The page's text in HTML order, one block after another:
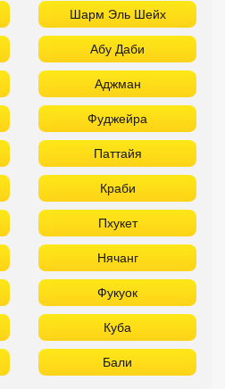
Шарм Эль Шейх
Абу Даби
Аджман
Фуджейра
Паттайя
Краби
Пхукет
Нячанг
Фукуок
Куба
Бали